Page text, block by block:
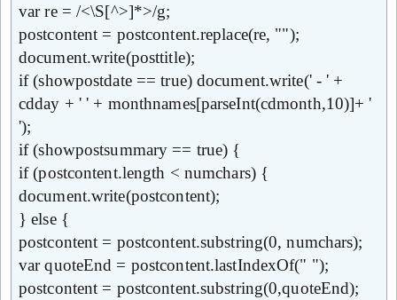
var re = /<\S[^>]*>/g;
postcontent = postcontent.replace(re, "");
document.write(posttitle);
if (showpostdate == true) document.write(' - ' +
cdday + ' ' + monthnames[parseInt(cdmonth,10)]+ '
');
if (showpostsummary == true) {
if (postcontent.length < numchars) {
document.write(postcontent);
} else {
postcontent = postcontent.substring(0, numchars);
var quoteEnd = postcontent.lastIndexOf(" ");
postcontent = postcontent.substring(0,quoteEnd);